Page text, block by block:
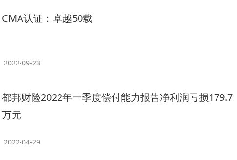
CMA认证：卓越50载
2022-09-23
都邦财险2022年一季度偿付能力报告净利润亏损179.7
万元
2022-04-29